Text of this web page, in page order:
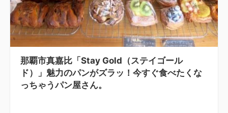
那覇市真嘉比「Stay Gold（ステイゴール
ド）」魅力のパンがズラッ！今すぐ食べたくな
っちゃうパン屋さん。